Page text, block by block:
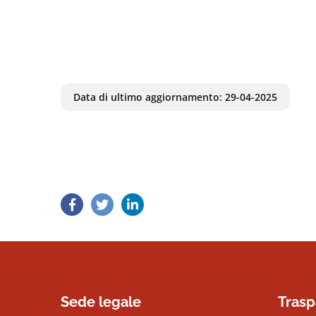
Data di ultimo aggiornamento: 29-04-2025
Sede legale